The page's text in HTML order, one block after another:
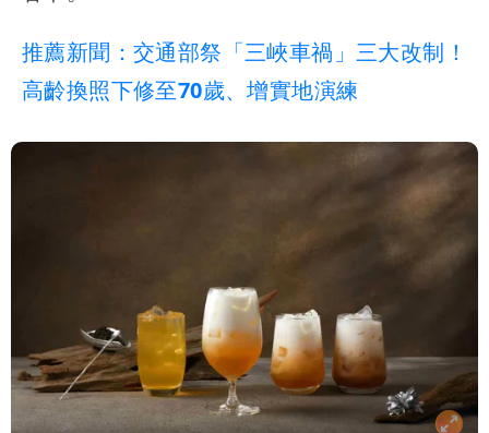
推薦新聞：交通部祭「三峽車禍」三大改制！
高齡換照下修至70歲、增實地演練